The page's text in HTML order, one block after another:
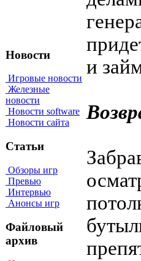
Новости
Игровые новости
Железные
новости
Новости software
Новости сайта
Статьи
Обзоры игр
Превью
Интервью
Анонсы игр
Файловый
архив
и